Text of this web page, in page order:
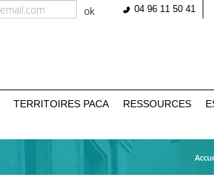
04 96 11 50 41
ok
TERRITOIRES PACA RESSOURCES